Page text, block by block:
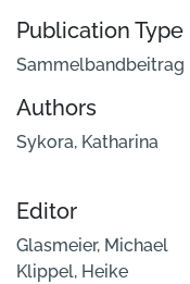
Publication Type
Sammelbandbeitrag
Authors
Sykora, Katharina
Editor
Glasmeier, Michael
Klippel, Heike